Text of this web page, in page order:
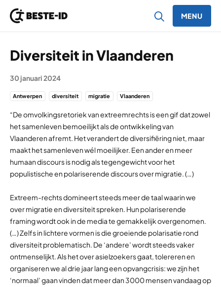
MENU
Diversiteit in Vlaanderen
30 januari 2024
Antwerpen diversiteit migratie Vlaanderen
“De omvolkingsretoriek van extreemrechts is een gif dat zowel
het samenleven bemoeilijkt als de ontwikkeling van
Vlaanderen afremt. Het verandert de diversifiëring niet, maar
maakt het samenleven wél moeilijker. Een ander en meer
humaan discours is nodig als tegengewicht voor het
populistische en polariserende discours over migratie. (…)
Extreem-rechts domineert steeds meer de taal waarin we
over migratie en diversiteit spreken. Hun polariserende
framing wordt ook in de media te gemakkelijk overgenomen.
(…) Zelfs in lichtere vormen is die groeiende polarisatie rond
diversiteit problematisch. De ‘andere’ wordt steeds vaker
ontmenselijkt. Als het over asielzoekers gaat, tolereren en
organiseren we al drie jaar lang een opvangcrisis: we zijn het
‘normaal’ gaan vinden dat meer dan 3000 mensen vandaag op